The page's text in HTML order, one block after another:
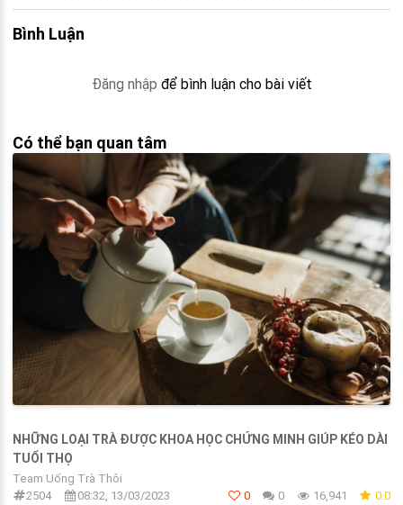
Bình Luận
Đăng nhập để bình luận cho bài viết
Có thể bạn quan tâm
NHỮNG LOẠI TRÀ ĐƯỢC KHOA HỌC CHỨNG MINH GIÚP KÉO DÀI
TUỔI THỌ
Team Uống Trà Thôi
2504
08:32, 13/03/2023 0 0 16,941 0.0